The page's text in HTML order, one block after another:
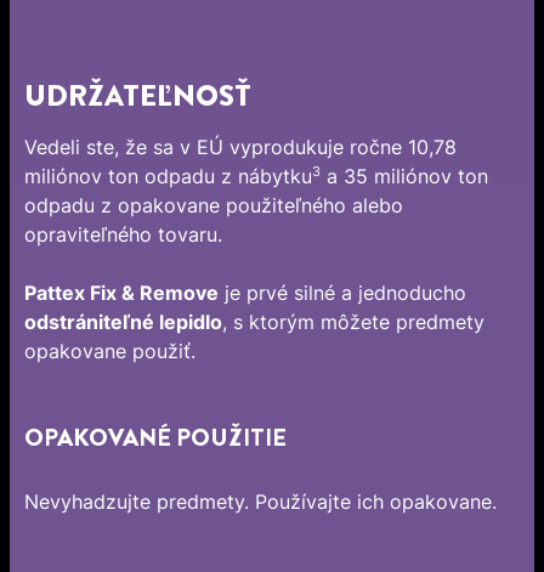
UDRŽATEĽNOSŤ
Vedeli ste, že sa v EÚ vyprodukuje ročne 10,78
miliónov ton odpadu z nábytku3 a 35 miliónov ton
odpadu z opakovane použiteľného alebo
opraviteľného tovaru.
Pattex Fix & Remove je prvé silné a jednoducho
odstrániteľné lepidlo, s ktorým môžete predmety
opakovane použiť.
OPAKOVANÉ POUŽITIE
Nevyhadzujte predmety. Používajte ich opakovane.